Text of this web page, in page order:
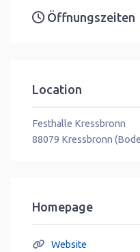
Öffnungszeiten
Location
Festhalle Kressbronn
88079 Kressbronn
Homepage
Website